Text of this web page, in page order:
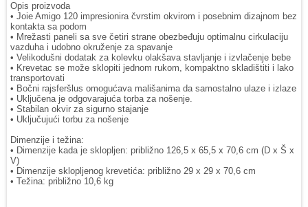
Opis proizvoda
• Joie Amigo 120 impresionira čvrstim okvirom i posebnim dizajnom bez
kontakta sa podom
• Mrežasti paneli sa sve četiri strane obezbeđuju optimalnu cirkulaciju
vazduha i udobno okruženje za spavanje
• Velikodušni dodatak za kolevku olakšava stavljanje i izvlačenje bebe
• Krevetac se može sklopiti jednom rukom, kompaktno skladištiti i lako
transportovati
• Bočni rajsferšlus omogućava mališanima da samostalno ulaze i izlaze
• Uključena je odgovarajuća torba za nošenje.
• Stabilan okvir za sigurno stajanje
• Uključujući torbu za nošenje
Dimenzije i težina:
• Dimenzije kada je sklopljen: približno 126,5 x 65,5 x 70,6 cm (D x Š x
V)
• Dimenzije sklopljenog krevetića: približno 29 x 29 x 70,6 cm
• Težina: približno 10,6 kg